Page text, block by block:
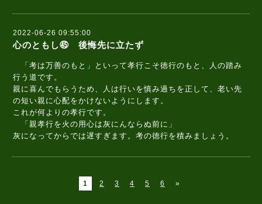
2022-06-26 09:55:00
心のともし㊺ 後悔先に立たず
「考は万善のもと」といって孝行こそ徳行のもと、人の踏み
行う道です。
親に喜んでもらうため、人は行いを慎み過ちを正して、老い先
の短い親に心配をかけないようにします。
これが何よりの孝行です。
「親孝行を火の用心は灰にんならぬ前に」
灰になってからでは遅すぎます。考の徳行を積みましょう。
1 2 3 4 5 6 »